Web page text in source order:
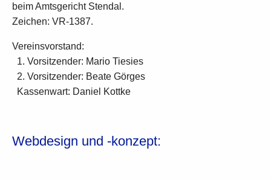
beim Amtsgericht Stendal.
Zeichen: VR-1387.
Vereinsvorstand:
1. Vorsitzender: Mario Tiesies
2. Vorsitzender: Beate Görges
Kassenwart: Daniel Kottke
Webdesign und -konzept: